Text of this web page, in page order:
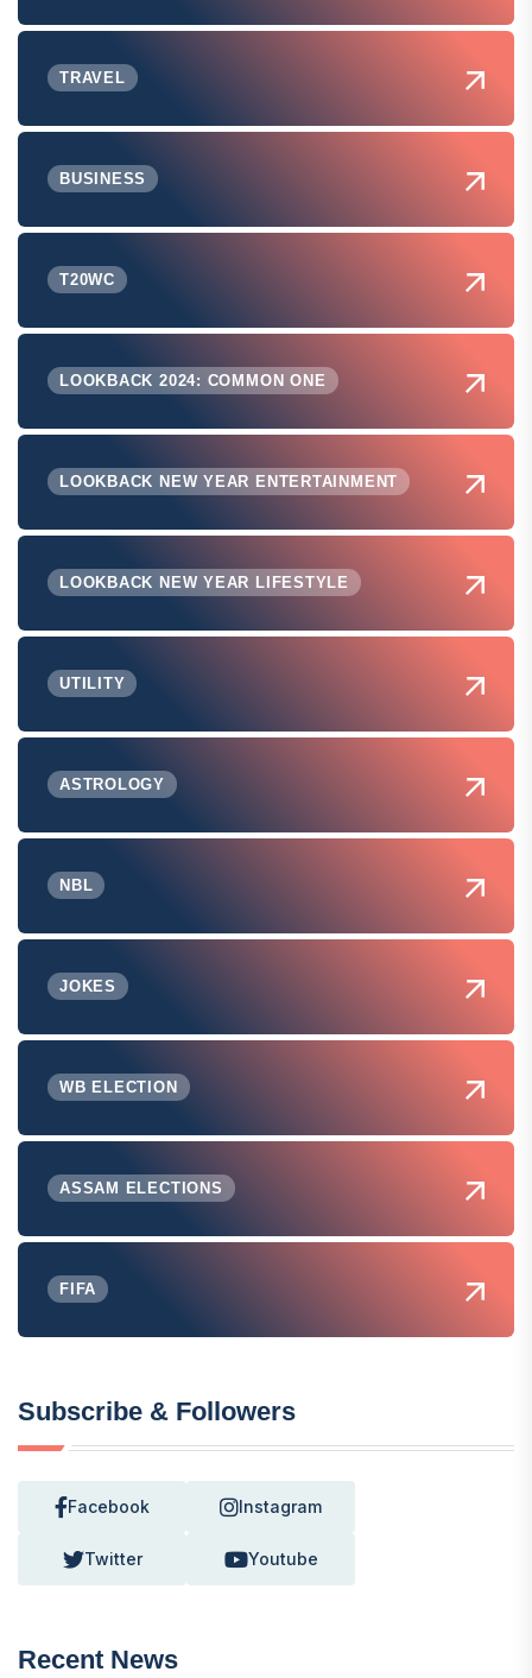
TRAVEL
BUSINESS
T20WC
LOOKBACK 2024: COMMON ONE
LOOKBACK NEW YEAR ENTERTAINMENT
LOOKBACK NEW YEAR LIFESTYLE
UTILITY
ASTROLOGY
NBL
JOKES
WB ELECTION
ASSAM ELECTIONS
FIFA
Subscribe & Followers
Facebook Instagram
Twitter Youtube
Recent News